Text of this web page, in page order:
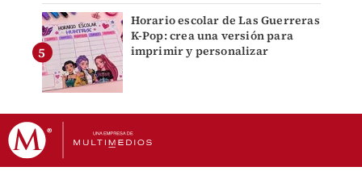
Horario escolar de Las Guerreras
K-Pop: crea una versión para
imprimir y personalizar